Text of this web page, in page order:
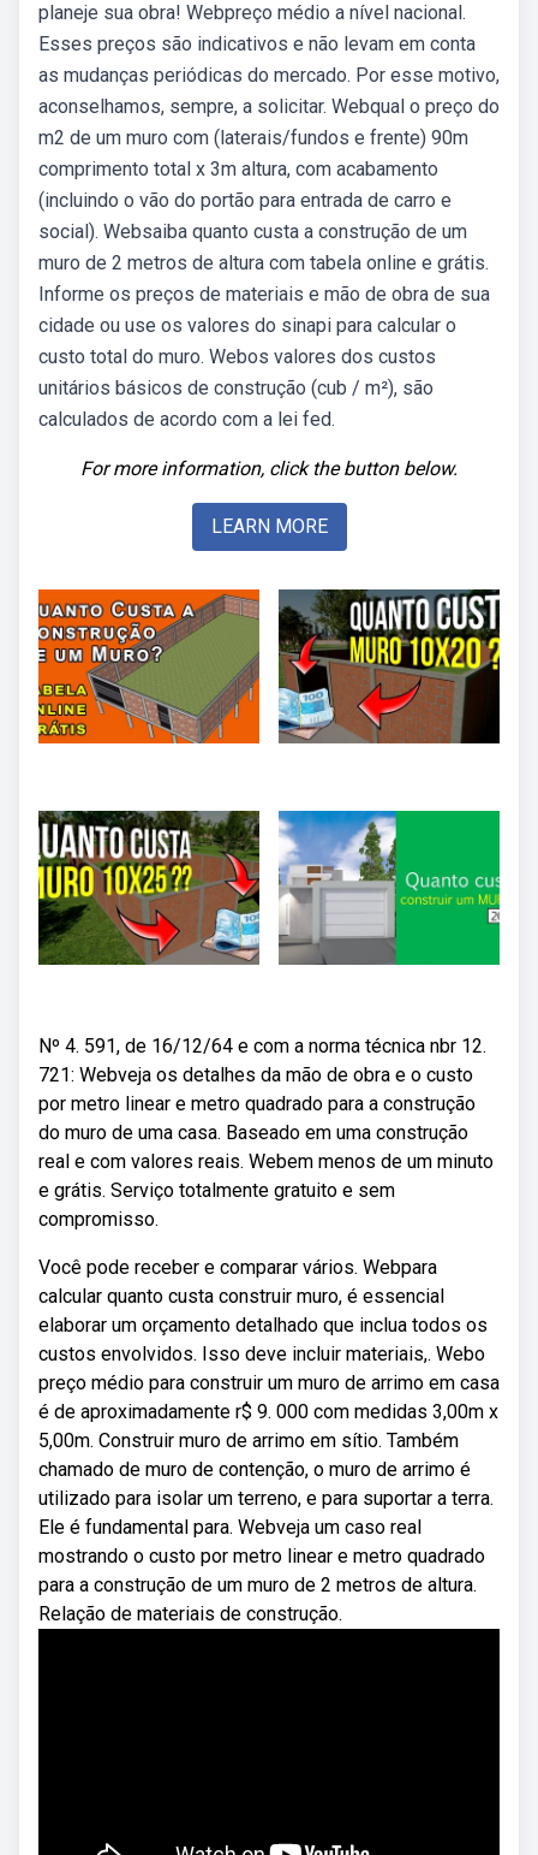
planeje sua obra! Webpreço médio a nível nacional.
Esses preços são indicativos e não levam em conta
as mudanças periódicas do mercado. Por esse motivo,
aconselhamos, sempre, a solicitar. Webqual o preço do
m2 de um muro com (laterais/fundos e frente) 90m
comprimento total x 3m altura, com acabamento
(incluindo o vão do portão para entrada de carro e
social). Websaiba quanto custa a construção de um
muro de 2 metros de altura com tabela online e grátis.
Informe os preços de materiais e mão de obra de sua
cidade ou use os valores do sinapi para calcular o
custo total do muro. Webos valores dos custos
unitários básicos de construção (cub / m²), são
calculados de acordo com a lei fed.
For more information, click the button below.
LEARN MORE
Nº 4. 591, de 16/12/64 e com a norma técnica nbr 12.
721: Webveja os detalhes da mão de obra e o custo
por metro linear e metro quadrado para a construção
do muro de uma casa. Baseado em uma construção
real e com valores reais. Webem menos de um minuto
e grátis. Serviço totalmente gratuito e sem
compromisso.
Você pode receber e comparar vários. Webpara
calcular quanto custa construir muro, é essencial
elaborar um orçamento detalhado que inclua todos os
custos envolvidos. Isso deve incluir materiais,. Webo
preço médio para construir um muro de arrimo em casa
é de aproximadamente r$ 9. 000 com medidas 3,00m x
5,00m. Construir muro de arrimo em sítio. Também
chamado de muro de contenção, o muro de arrimo é
utilizado para isolar um terreno, e para suportar a terra.
Ele é fundamental para. Webveja um caso real
mostrando o custo por metro linear e metro quadrado
para a construção de um muro de 2 metros de altura.
Relação de materiais de construção.